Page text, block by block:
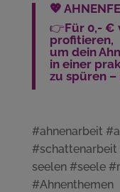
💖
👉Für 0,- €
profitieren,
um dein
in einer
zu spüren –
#ahnenarbeit
seelen #seele
#Ahnenthemen